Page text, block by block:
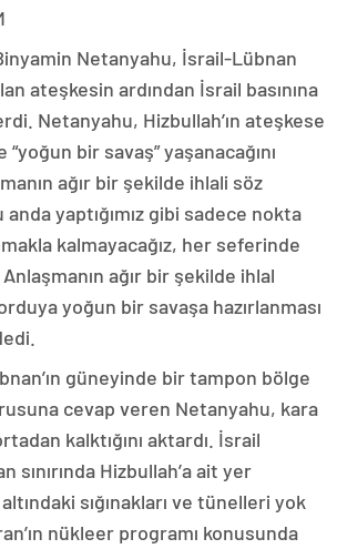
Netanyahu, İsrail-Lübnan
ateşkesin ardından İsrail basınına
Netanyahu, Hizbullah’ın ateşkese
“yoğun bir savaş” yaşanacağını
ağır bir şekilde ihlali söz
yaptığımız gibi sadece nokta
kalmayacağız, her seferinde
ağır bir şekilde ihlal
yoğun bir savaşa hazırlanması
güneyinde bir tampon bölge
cevap veren Netanyahu, kara
kalktığını aktardı. İsrail
sınırında Hizbullah’a ait yer
sığınakları ve tünelleri yok
nükleer programı konusunda